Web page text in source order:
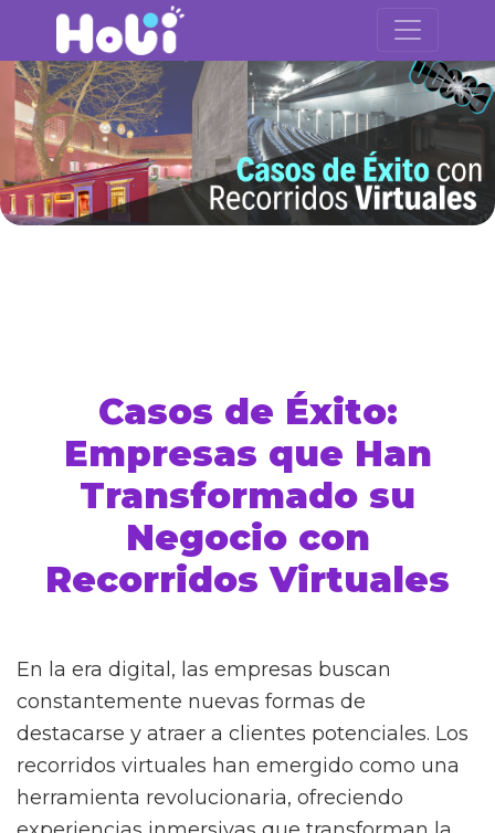
Casos de Éxito:
Empresas que Han
Transformado su
Negocio con
Recorridos Virtuales
En la era digital, las empresas buscan
constantemente nuevas formas de
destacarse y atraer a clientes potenciales. Los
recorridos virtuales han emergido como una
herramienta revolucionaria, ofreciendo